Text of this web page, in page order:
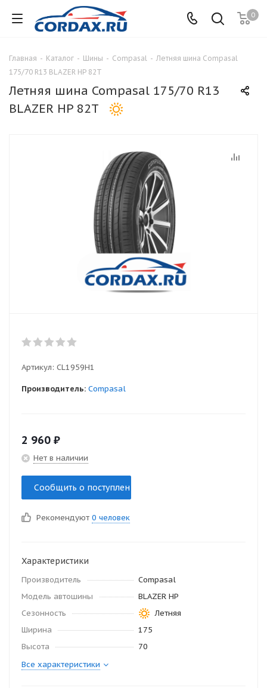
0
Главная - Каталог - Шины - Compasal - Летняя шина Compasal
175/70 R13 BLAZER HP 82T
Летняя шина Compasal 175/70 R13
BLAZER HP 82T
Артикул: CL1959H1
Производитель: Compasal
2 960 ₽
Нет в наличии
Сообщить о поступлении
Рекомендуют 0 человек
Характеристики
Производитель
Compasal
Модель автошины
BLAZER HP
Сезонность
Летняя
Ширина
175
Высота
70
Все характеристики